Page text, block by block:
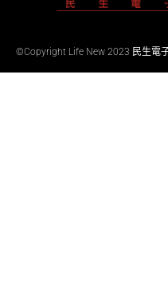
©Copyright Life New 2023 民生電